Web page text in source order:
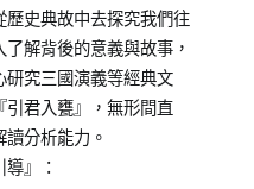
史典故中去探究我們往
解背後的意義與故事，
究三國演義等經典文
君入甕』，無形間直
分析能力。
』：